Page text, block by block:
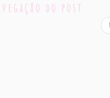
do post